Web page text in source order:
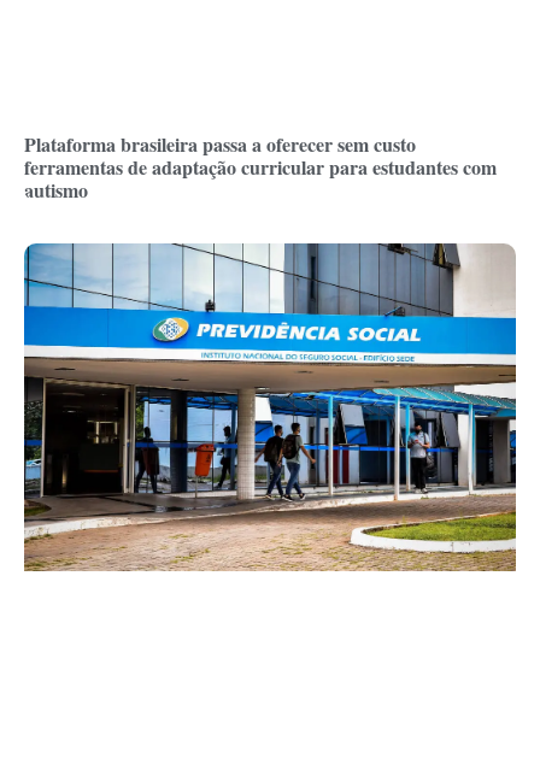
Plataforma brasileira passa a oferecer sem custo
ferramentas de adaptação curricular para estudantes com
autismo